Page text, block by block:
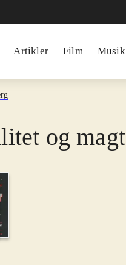
Artikler Film Musik
og magt